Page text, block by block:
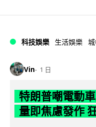
科技娛樂 生活娛樂
Vin 1 日
特朗普嘲電動
量即焦慮發作